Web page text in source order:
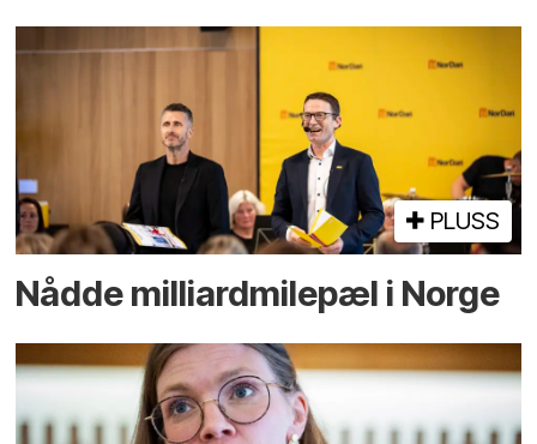
PLUSS
Nådde milliard­­milepæl i Norge